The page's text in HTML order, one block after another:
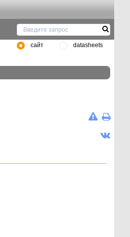
сайт datasheets